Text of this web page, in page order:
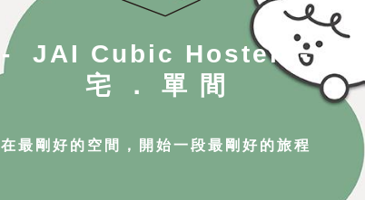
- JAI Cubic Hostel -
宅 ． 單 間
在最剛好的空間，開始一段最剛好的旅程